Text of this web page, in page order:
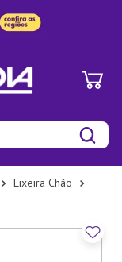
Lixeira Chão